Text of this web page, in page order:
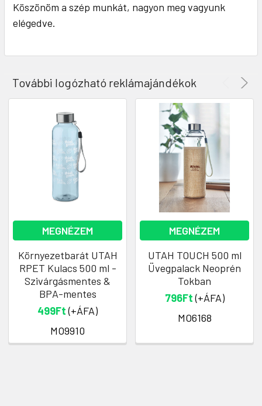
Köszönöm a szép munkát, nagyon meg vagyunk
elégedve.
További logózható reklámajándékok
MEGNÉZEM
Környezetbarát UTAH
RPET Kulacs 500 ml -
Szivárgásmentes &
BPA-mentes
499Ft(+ÁFA)
MO9910
MEGNÉZEM
UTAH TOUCH 500 ml
Üvegpalack Neoprén
Tokban
796Ft(+ÁFA)
MO6168